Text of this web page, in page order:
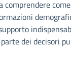
comprendere
dei decisori